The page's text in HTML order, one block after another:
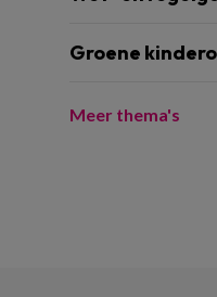
Groene
Meer thema's